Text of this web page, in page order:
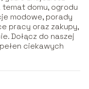
domu, ogrodu
modowe, porady
pracy oraz zakupy,
Dołącz do naszej
ciekawych